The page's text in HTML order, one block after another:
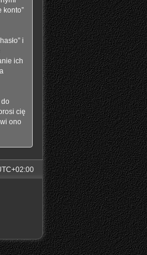
konto”
i
ich
cię
ono